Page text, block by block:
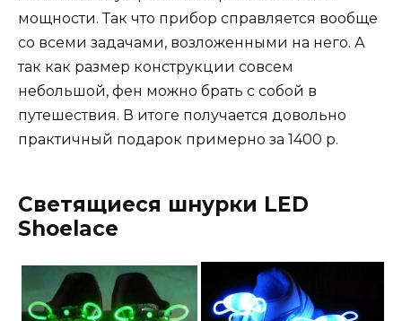
мощности. Так что прибор справляется вообще
со всеми задачами, возложенными на него. А
так как размер конструкции совсем
небольшой, фен можно брать с собой в
путешествия. В итоге получается довольно
практичный подарок примерно за 1400 р.
Светящиеся шнурки LED
Shoelace